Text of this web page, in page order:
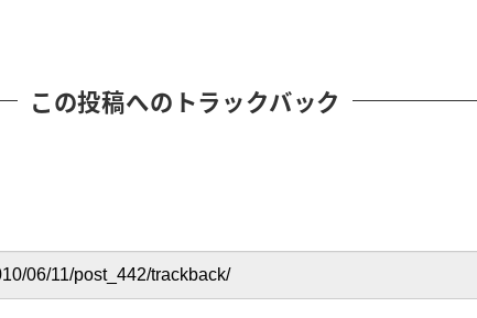
この投稿へのトラックバック